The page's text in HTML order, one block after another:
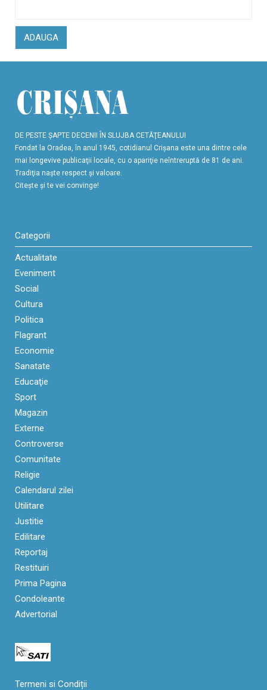
ADAUGA
DE PESTE ŞAPTE DECENII ÎN SLUJBA CETĂŢEANULUI
Fondat la Oradea, în anul 1945, cotidianul Crişana este una dintre cele
mai longevive publicaţii locale, cu o apariţie neîntreruptă de 81 de ani.
Tradiţia naşte respect şi valoare.
Citeşte şi te vei convinge!
Categorii
Actualitate
Eveniment
Social
Cultura
Politica
Flagrant
Economie
Sanatate
Educaţie
Sport
Magazin
Externe
Controverse
Comunitate
Religie
Calendarul zilei
Utilitare
Justitie
Edilitare
Reportaj
Restituiri
Prima Pagina
Condoleante
Advertorial
Termeni si Condiții